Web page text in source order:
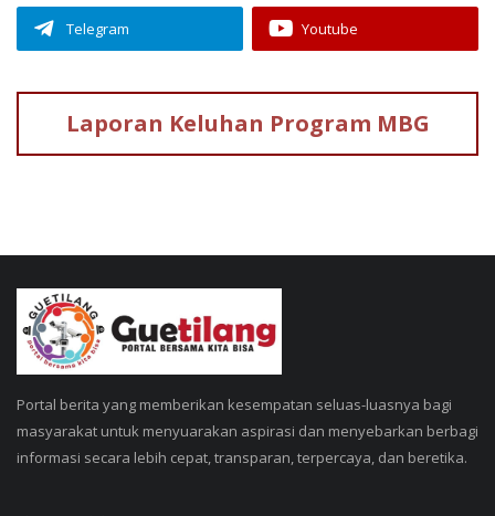
Telegram Youtube
Laporan Keluhan Program MBG
Portal berita yang memberikan kesempatan seluas-luasnya bagi
masyarakat untuk menyuarakan aspirasi dan menyebarkan berbagi
informasi secara lebih cepat, transparan, terpercaya, dan beretika.